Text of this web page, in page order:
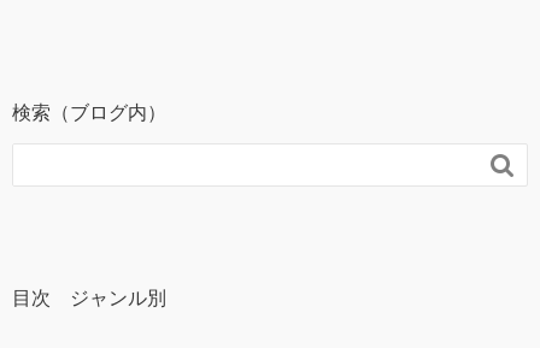
検索（ブログ内）

目次 ジャンル別